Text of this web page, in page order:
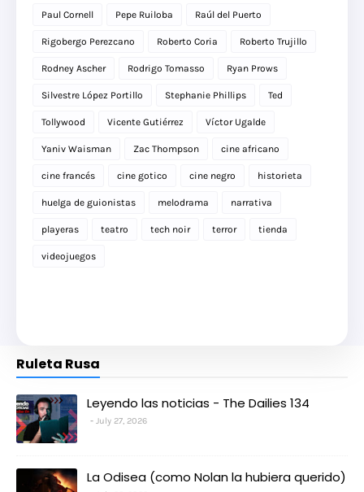
Paul Cornell Pepe Ruiloba Raúl del Puerto
Rigobergo Perezcano Roberto Coria Roberto Trujillo
Rodney Ascher Rodrigo Tomasso Ryan Prows
Silvestre López Portillo Stephanie Phillips Ted
Tollywood Vicente Gutiérrez Víctor Ugalde
Yaniv Waisman Zac Thompson cine africano
cine francés cine gotico cine negro historieta
huelga de guionistas melodrama narrativa
playeras teatro tech noir terror tienda
videojuegos
Ruleta Rusa
Leyendo las noticias - The Dailies 134
July 27, 2026
La Odisea (como Nolan la hubiera querido)